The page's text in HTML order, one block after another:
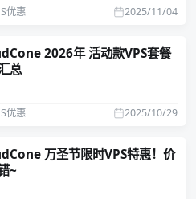
2025/11/04
优惠
2026年 活动款VPS套餐
总
2025/10/29
优惠
万圣节限时VPS特惠！价
~